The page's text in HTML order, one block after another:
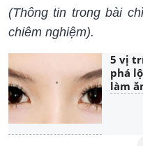
(Thông tin trong bài
chiêm nghiệm).
5 vị
phá
làm